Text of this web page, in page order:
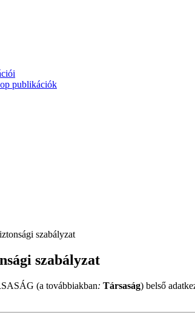
publikációk
szabályzat
szabályzat
(a továbbiakban: Társaság) belső